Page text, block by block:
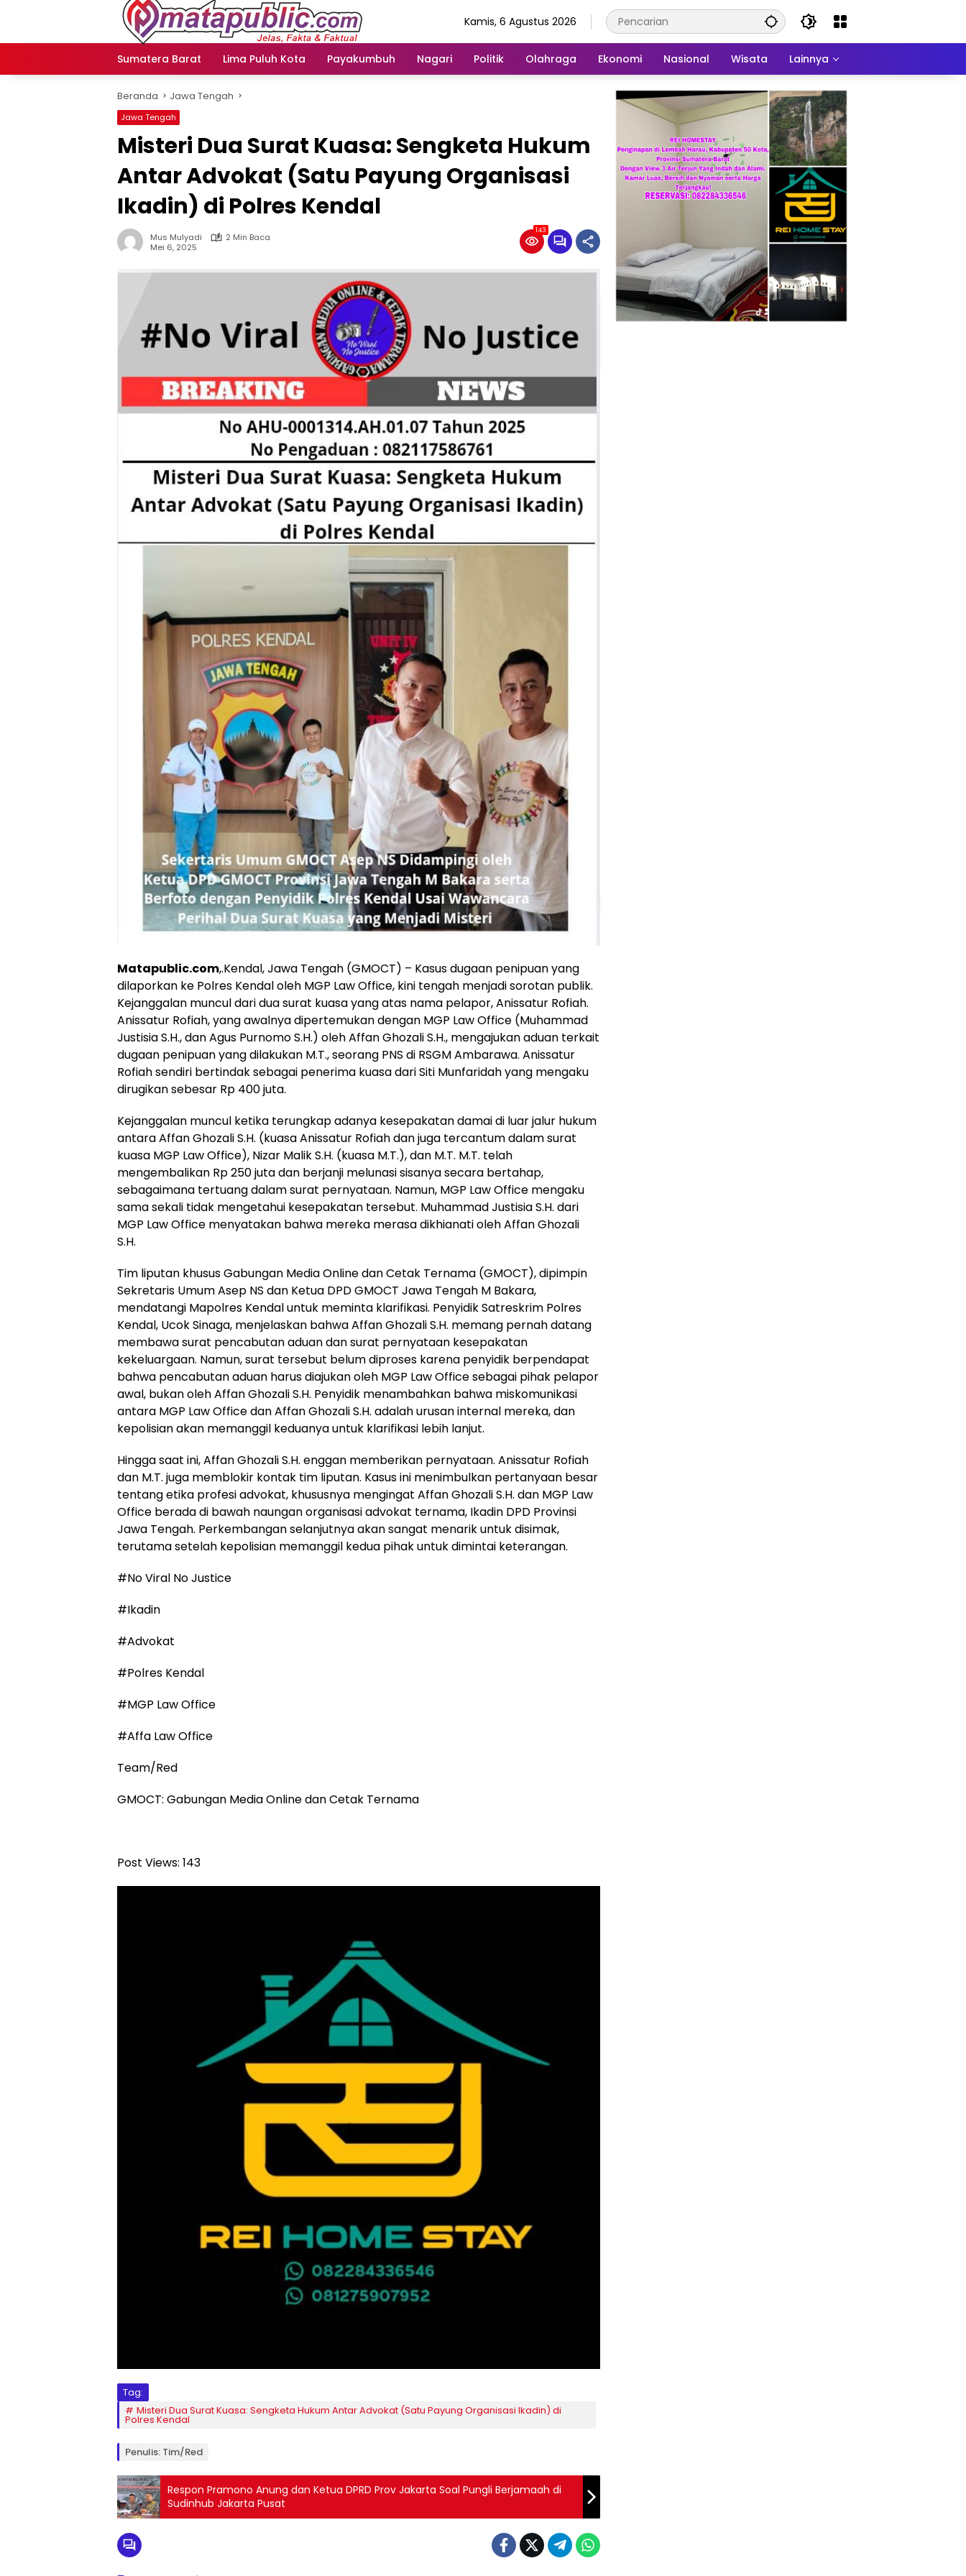
Kamis, 6 Agustus 2026
Sumatera Barat Lima Puluh Kota Payakumbuh Nagari Politik Olahraga Ekonomi Nasional Wisata Lainnya
Beranda Jawa Tengah
Jawa Tengah
Misteri Dua Surat Kuasa: Sengketa Hukum
Antar Advokat (Satu Payung Organisasi
Ikadin) di Polres Kendal
Mus Mulyadi
2 Min Baca
Mei 6, 2025
143
Matapublic.com,.Kendal, Jawa Tengah (GMOCT) – Kasus dugaan penipuan yang
dilaporkan ke Polres Kendal oleh MGP Law Office, kini tengah menjadi sorotan publik.
Kejanggalan muncul dari dua surat kuasa yang atas nama pelapor, Anissatur Rofiah.
Anissatur Rofiah, yang awalnya dipertemukan dengan MGP Law Office (Muhammad
Justisia S.H., dan Agus Purnomo S.H.) oleh Affan Ghozali S.H., mengajukan aduan terkait
dugaan penipuan yang dilakukan M.T., seorang PNS di RSGM Ambarawa. Anissatur
Rofiah sendiri bertindak sebagai penerima kuasa dari Siti Munfaridah yang mengaku
dirugikan sebesar Rp 400 juta.
Kejanggalan muncul ketika terungkap adanya kesepakatan damai di luar jalur hukum
antara Affan Ghozali S.H. (kuasa Anissatur Rofiah dan juga tercantum dalam surat
kuasa MGP Law Office), Nizar Malik S.H. (kuasa M.T.), dan M.T. M.T. telah
mengembalikan Rp 250 juta dan berjanji melunasi sisanya secara bertahap,
sebagaimana tertuang dalam surat pernyataan. Namun, MGP Law Office mengaku
sama sekali tidak mengetahui kesepakatan tersebut. Muhammad Justisia S.H. dari
MGP Law Office menyatakan bahwa mereka merasa dikhianati oleh Affan Ghozali
S.H.
Tim liputan khusus Gabungan Media Online dan Cetak Ternama (GMOCT), dipimpin
Sekretaris Umum Asep NS dan Ketua DPD GMOCT Jawa Tengah M Bakara,
mendatangi Mapolres Kendal untuk meminta klarifikasi. Penyidik Satreskrim Polres
Kendal, Ucok Sinaga, menjelaskan bahwa Affan Ghozali S.H. memang pernah datang
membawa surat pencabutan aduan dan surat pernyataan kesepakatan
kekeluargaan. Namun, surat tersebut belum diproses karena penyidik berpendapat
bahwa pencabutan aduan harus diajukan oleh MGP Law Office sebagai pihak pelapor
awal, bukan oleh Affan Ghozali S.H. Penyidik menambahkan bahwa miskomunikasi
antara MGP Law Office dan Affan Ghozali S.H. adalah urusan internal mereka, dan
kepolisian akan memanggil keduanya untuk klarifikasi lebih lanjut.
Hingga saat ini, Affan Ghozali S.H. enggan memberikan pernyataan. Anissatur Rofiah
dan M.T. juga memblokir kontak tim liputan. Kasus ini menimbulkan pertanyaan besar
tentang etika profesi advokat, khususnya mengingat Affan Ghozali S.H. dan MGP Law
Office berada di bawah naungan organisasi advokat ternama, Ikadin DPD Provinsi
Jawa Tengah. Perkembangan selanjutnya akan sangat menarik untuk disimak,
terutama setelah kepolisian memanggil kedua pihak untuk dimintai keterangan.
#No Viral No Justice
#Ikadin
#Advokat
#Polres Kendal
#MGP Law Office
#Affa Law Office
Team/Red
GMOCT: Gabungan Media Online dan Cetak Ternama
Post Views: 143
Tag:
Misteri Dua Surat Kuasa: Sengketa Hukum Antar Advokat (Satu Payung Organisasi Ikadin) di
Polres Kendal
Penulis: Tim/Red
Respon Pramono Anung dan Ketua DPRD Prov Jakarta Soal Pungli Berjamaah di
Sudinhub Jakarta Pusat